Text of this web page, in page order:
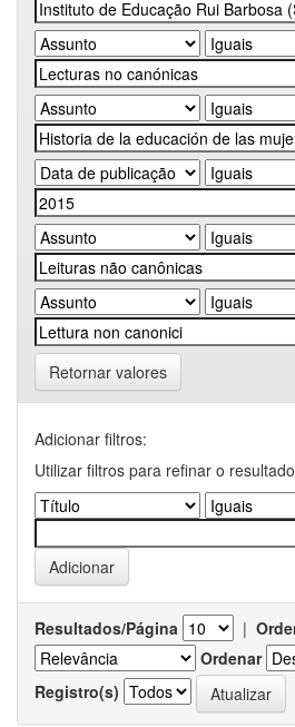
Retornar valores
Adicionar filtros:
Utilizar filtros para refinar o
Resultados/Página |
Ordenar
Registro(s)